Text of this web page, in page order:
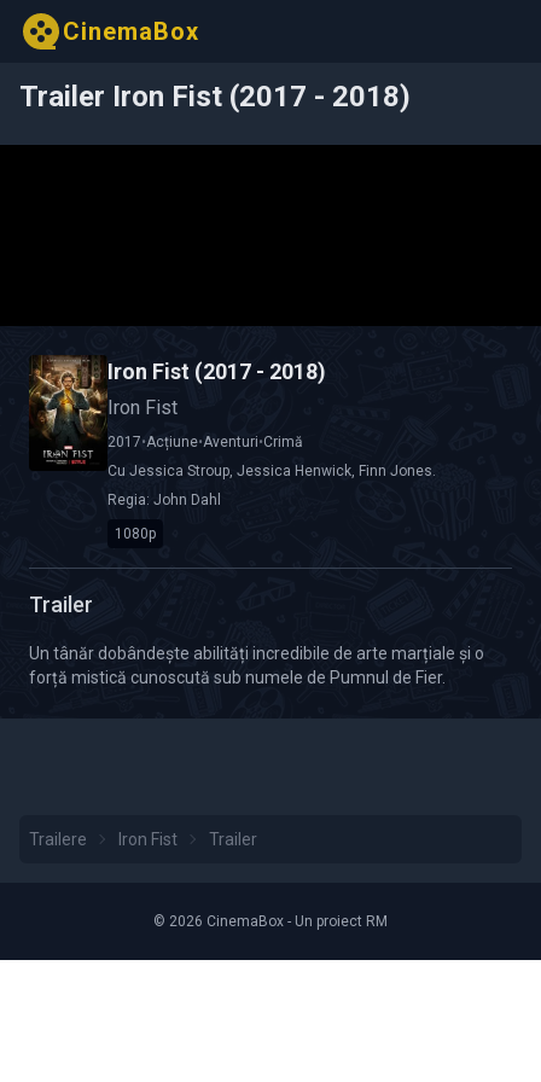
CinemaBox
Trailer Iron Fist (2017 - 2018)
Iron Fist (2017 - 2018)
Iron Fist
2017•Acțiune•Aventuri•Crimă
Cu Jessica Stroup, Jessica Henwick, Finn Jones.
Regia: John Dahl
1080p
Calitate Video: HD 1080p
Trailer
Un tânăr dobândește abilități incredibile de arte marțiale și o
forță mistică cunoscută sub numele de Pumnul de Fier.
Trailere Iron Fist Trailer
© 2026 CinemaBox - Un proiect RM